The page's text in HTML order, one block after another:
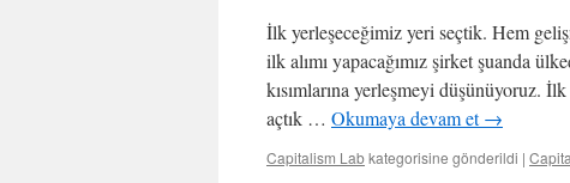
İlk yerleşeceğimiz yeri seçtik. Hem
ilk alımı yapacağımız şirket şuanda
kısımlarına yerleşmeyi düşünüyoruz.
açtık … Okumaya devam et→
Capitalism Labkategorisine gönderildi |